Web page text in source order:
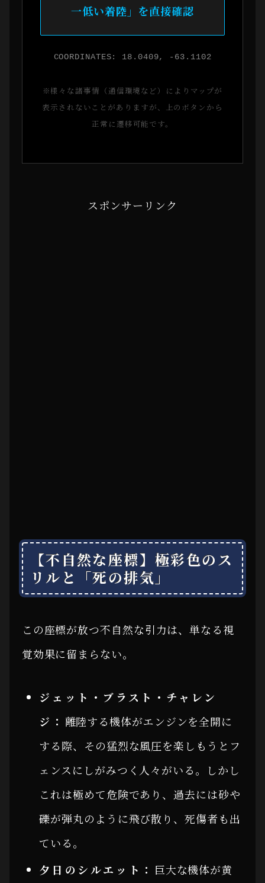
一低い着陸」を直接確認
COORDINATES: 18.0409, -63.1102
※様々な諸事情（通信環境など）によりマップが
表示されないことがありますが、上のボタンから
正常に遷移可能です。
スポンサーリンク
【不自然な座標】極彩色のス
リルと「死の排気」
この座標が放つ不自然な引力は、単なる視
覚効果に留まらない。
ジェット・ブラスト・チャレン
ジ： 離陸する機体がエンジンを全開に
する際、その猛烈な風圧を楽しもうとフ
ェンスにしがみつく人々がいる。しかし
これは極めて危険であり、過去には砂や
礫が弾丸のように飛び散り、死傷者も出
ている。
夕日のシルエット： 巨大な機体が黄